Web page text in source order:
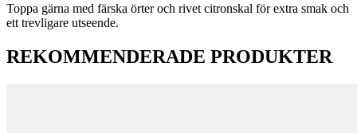
Toppa gärna med färska örter och rivet citronskal för extra smak och
ett trevligare utseende.
REKOMMENDERADE PRODUKTER